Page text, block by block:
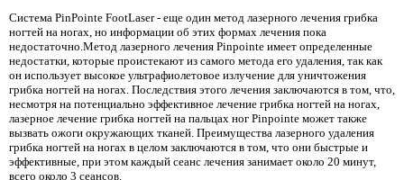
Система PinPointe FootLaser - еще один метод лазерного лечения грибка
ногтей на ногах, но информации об этих формах лечения пока
недостаточно.Метод лазерного лечения Pinpointe имеет определенные
недостатки, которые проистекают из самого метода его удаления, так как
он использует высокое ультрафиолетовое излучение для уничтожения
грибка ногтей на ногах. Последствия этого лечения заключаются в том, что,
несмотря на потенциально эффективное лечение грибка ногтей на ногах,
лазерное лечение грибка ногтей на пальцах ног Pinpointe может также
вызвать ожоги окружающих тканей. Преимущества лазерного удаления
грибка ногтей на ногах в целом заключаются в том, что они быстрые и
эффективные, при этом каждый сеанс лечения занимает около 20 минут,
всего около 3 сеансов.